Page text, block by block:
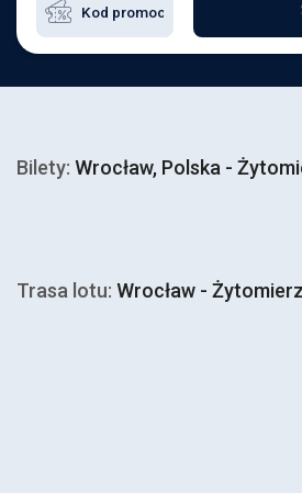
Bilety: Wrocław, Polska -
Trasa lotu: Wrocław - Żytomierz